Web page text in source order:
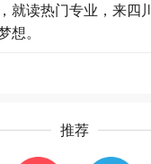
就读热门专业，来四
。
推荐